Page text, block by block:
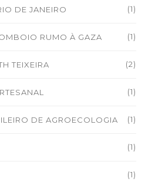
DE JANEIRO (1)
RUMO À GAZA (1)
TEIXEIRA (2)
(1)
DE AGROECOLOGIA (1)
(1)
(1)